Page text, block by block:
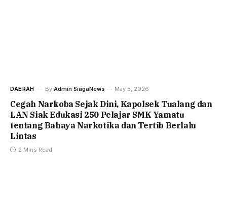
DAERAH By Admin SiagaNews May 5, 2026
Cegah Narkoba Sejak Dini, Kapolsek Tualang dan
LAN Siak Edukasi 250 Pelajar SMK Yamatu
tentang Bahaya Narkotika dan Tertib Berlalu
Lintas
2 Mins Read